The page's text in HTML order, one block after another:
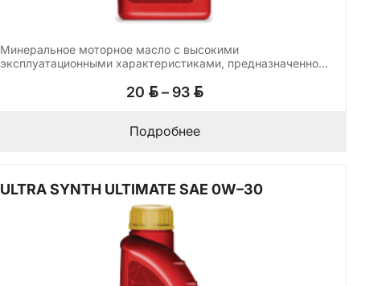
Минеральное моторное масло с высокими
эксплуатационными характеристиками, предназначенное
20 BYN–93 BYNДиапазон
Подробнее
ULTRA SYNTH ULTIMATE SAE 0W–30